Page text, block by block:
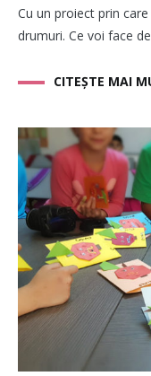
Cu un proiect prin
drumuri. Ce voi face
CITEȘTE MAI